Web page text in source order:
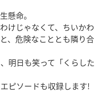
懸命。
けじゃなくて、ちいかわ
、危険なこととも隣り合
明日も笑って「くらした
ピソードも収録します!